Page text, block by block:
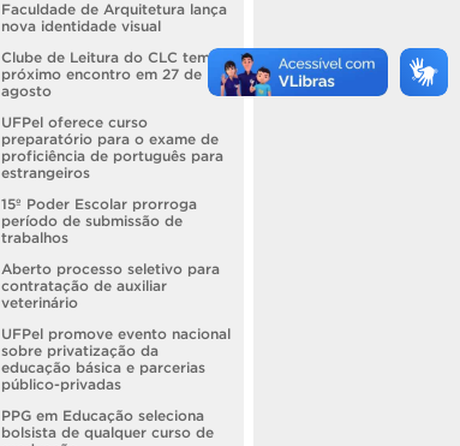
Faculdade de Arquitetura lança
nova identidade visual
Clube de Leitura do CLC tem
próximo encontro em 27 de
agosto
UFPel oferece curso
preparatório para o exame de
proficiência de português para
estrangeiros
15º Poder Escolar prorroga
período de submissão de
trabalhos
Aberto processo seletivo para
contratação de auxiliar
veterinário
UFPel promove evento nacional
sobre privatização da
educação básica e parcerias
público-privadas
PPG em Educação seleciona
bolsista de qualquer curso de